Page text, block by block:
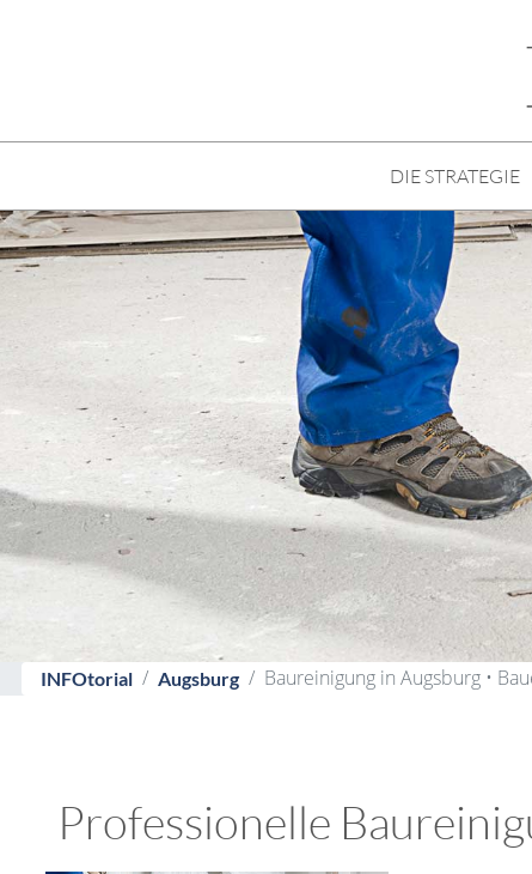
DIE STRATEGIE
INFOtorial Augsburg Baureinigung in Augsburg •
Professionelle